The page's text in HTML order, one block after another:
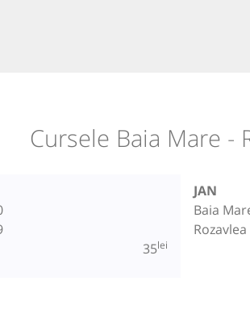
Cursele Baia Mare -
35lei
JAN
Baia
Rozavlea